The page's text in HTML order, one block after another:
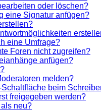
oder löschen?
eine Signatur anfügen?
eine Umfrage?
Foren nicht zugreifen?
anfügen?
melden?
Schaltfläche beim
freigegeben werden?
neu?